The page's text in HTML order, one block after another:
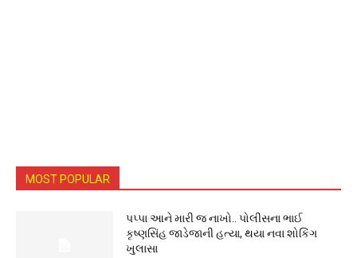
MOST POPULAR
પપ્પા આને મારી જ નાખો.. પોલીસના ભાઈ
કૃષ્ણસિંહ જાડેજાની હત્યા, થયા નવા શોકિંગ
ખુલાસા